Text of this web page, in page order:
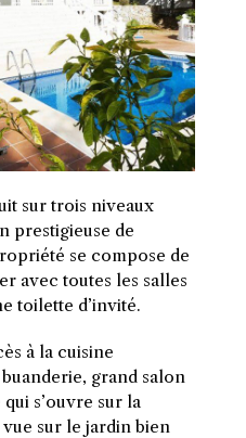
sur trois niveaux
prestigieuse de
se compose de
avec toutes les salles
toilette d’invité.
à la cuisine
grand salon
s’ouvre sur la
vue sur le jardin bien